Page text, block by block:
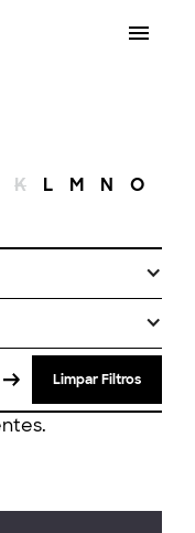
K L M N O
Limpar Filtros